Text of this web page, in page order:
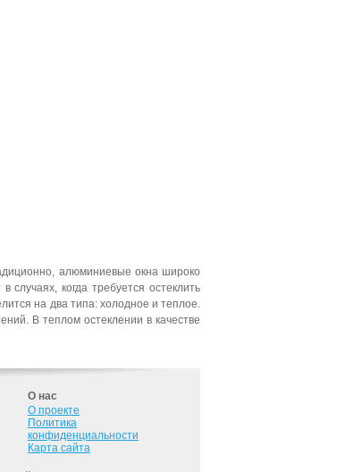
алюминиевые окна широко
когда требуется остеклить
на два типа: холодное и теплое.
В теплом остеклении в качестве
О нас
О проекте
Политика
конфиденциальности
Карта сайта